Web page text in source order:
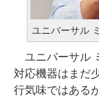
ユニバーサル
ユニバーサル
対応機器はまだ
行気味ではある